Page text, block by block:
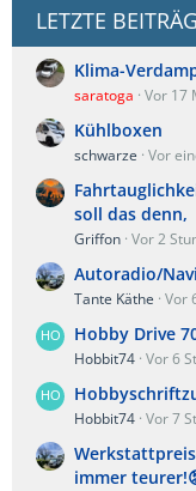
LETZTE
Klima-
saratoga Vor 17
Kühlboxen
schwarze Vor
soll das denn,
Griffon Vor 2
Autoradio/Navi
Tante Käthe Vor
Hobby Drive
Hobbit74 Vor 6
Hobbit74 Vor 7
immer